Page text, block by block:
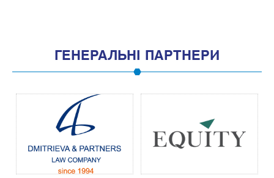
ГЕНЕРАЛЬНІ ПАРТНЕРИ